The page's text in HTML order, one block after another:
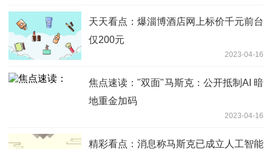
天天看点：爆淄博酒店网上标价千元前台
仅200元
2023-04-16
焦点速读："双面"马斯克：公开抵制AI 暗
地重金加码
2023-04-16
精彩看点：消息称马斯克已成立人工智能